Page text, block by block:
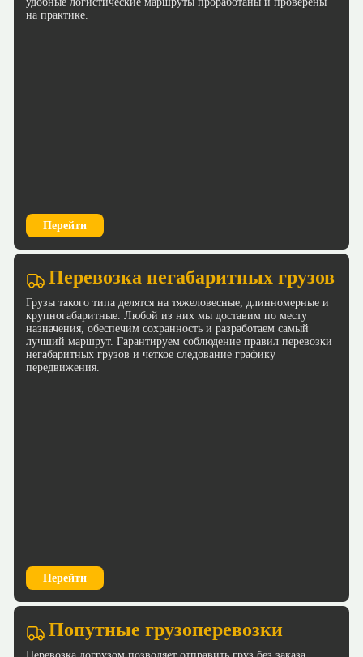
на практике.
Перейти
Перевозка негабаритных грузов
Грузы такого типа делятся на тяжеловесные, длинномерные и
крупногабаритные. Любой из них мы доставим по месту
назначения, обеспечим сохранность и разработаем самый
лучший маршрут. Гарантируем соблюдение правил перевозки
негабаритных грузов и четкое следование графику
передвижения.
Перейти
Попутные грузоперевозки